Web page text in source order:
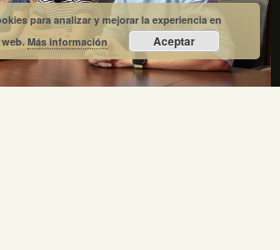
para analizar y mejorar la experiencia en
web.Más información Aceptar